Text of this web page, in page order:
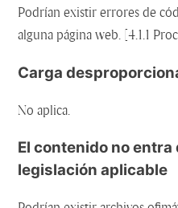
Podrían existir errores de
alguna página web. [4.1.1
Carga
No aplica.
El contenido no
legislación aplicable